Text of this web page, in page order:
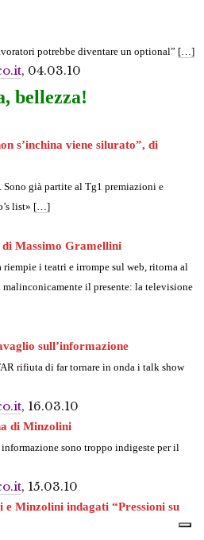
potrebbe diventare un optional” […]
, 04.03.10
bellezza!
s’inchina viene silurato”, di
Sono già partite al Tg1 premiazioni e
list» […]
Massimo Gramellini
i teatri e irrompe sul web, ritorna al
malinconicamente il presente: la televisione
sull’informazione
rifiuta di far tornare in onda i talk show
, 16.03.10
di Minzolini
sono troppo indigeste per il
, 15.03.10
Minzolini indagati “Pressioni su